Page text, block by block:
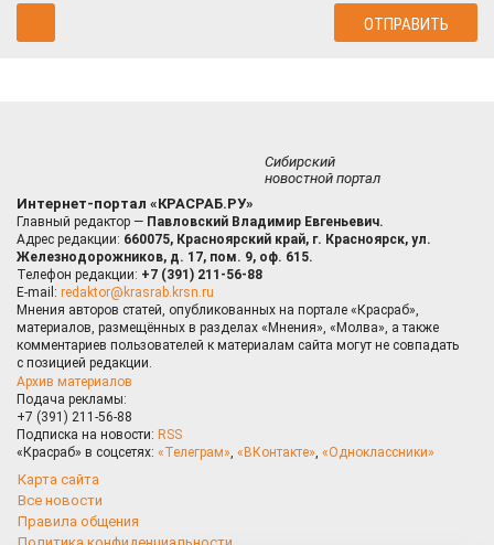
Сибирский
новостной портал
Интернет-портал «КРАСРАБ.РУ»
Главный редактор — Павловский Владимир Евгеньевич.
Адрес редакции: 660075, Красноярский край, г. Красноярск, ул.
Железнодорожников, д. 17, пом. 9, оф. 615.
Телефон редакции: +7 (391) 211-56-88
E-mail: redaktor@krasrab.krsn.ru
Мнения авторов статей, опубликованных на портале «Красраб»,
материалов, размещённых в разделах «Мнения», «Молва», а также
комментариев пользователей к материалам сайта могут не совпадать
с позицией редакции.
Архив материалов
Подача рекламы:
+7 (391) 211-56-88
Подписка на новости: RSS
«Красраб» в соцсетях: «Телеграм», «ВКонтакте», «Одноклассники»
Карта сайта
Все новости
Правила общения